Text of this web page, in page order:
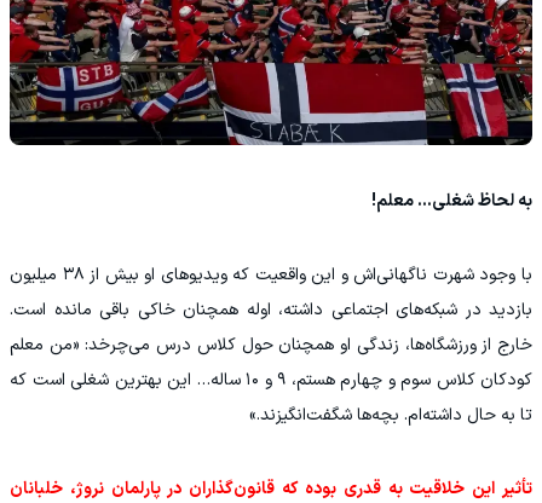
به لحاظ شغلی… معلم!
با وجود شهرت ناگهانی‌اش و این واقعیت که ویدیوهای او بیش از ۳۸ میلیون
بازدید در شبکه‌های اجتماعی داشته، اوله همچنان خاکی باقی مانده است.
خارج از ورزشگاه‌ها، زندگی او همچنان حول کلاس درس می‌چرخد: «من معلم
کودکان کلاس سوم و چهارم هستم، ۹ و ۱۰ ساله… این بهترین شغلی است که
تا به حال داشته‌ام. بچه‌ها شگفت‌انگیزند.»
تأثیر این خلاقیت به قدری بوده که قانون‌گذاران در پارلمان نروژ، خلبانان